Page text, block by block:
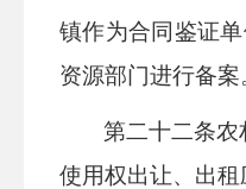
镇作为合同鉴证
资源部门进行备案
第二十二条农
使用权出让、出